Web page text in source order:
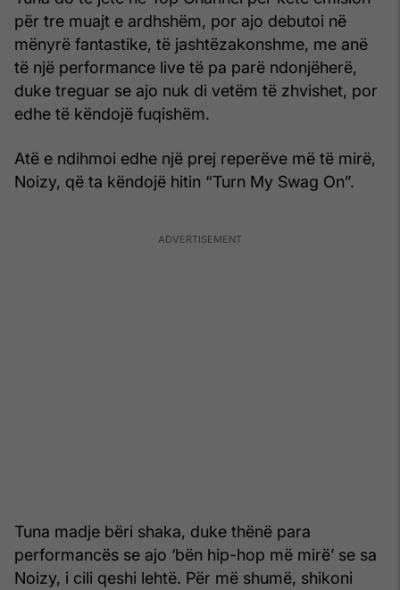
për tre muajt e ardhshëm, por ajo debutoi në
mënyrë fantastike, të jashtëzakonshme, me anë
të një performance live të pa parë ndonjëherë,
duke treguar se ajo nuk di vetëm të zhvishet, por
edhe të këndojë fuqishëm.
Atë e ndihmoi edhe një prej reperëve më të mirë,
Noizy, që ta këndojë hitin “Turn My Swag On”.
Tuna madje bëri shaka, duke thënë para
performancës se ajo ‘bën hip-hop më mirë’ se sa
Noizy, i cili qeshi lehtë. Për më shumë, shikoni